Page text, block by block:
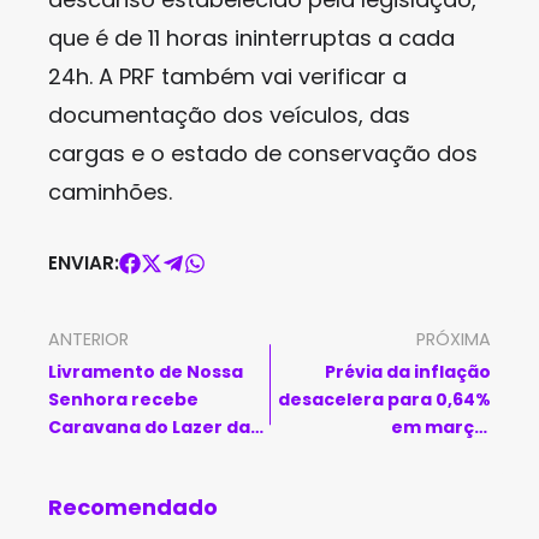
que é de 11 horas ininterruptas a cada
24h. A PRF também vai verificar a
documentação dos veículos, das
cargas e o estado de conservação dos
caminhões.
ENVIAR:
ANTERIOR
Livramento de Nossa
Senhora recebe
Caravana do Lazer da
PRÓXIMA
Prévia da inflação
desacelera para 0,64%
em março,
Recomendado